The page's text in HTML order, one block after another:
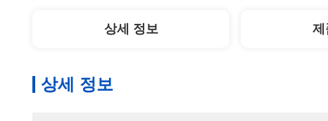
상세 정보 제
상세 정보